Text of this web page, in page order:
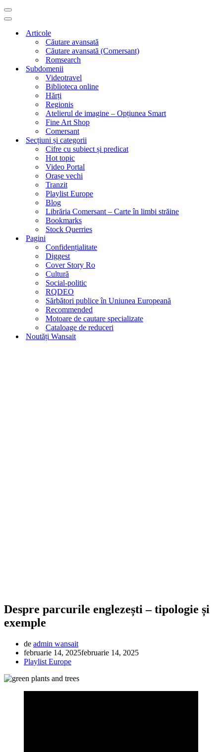
Meniu
de
Meniu
navigareArticole
Căutare avansată
Căutare avansată (Comersant)
Romsearch
Subdomenii
Videotravel
Biblioteca online
Hărți
Regionis
Atelierul de imagine – Opțiunea Smart
Fine Art Shop
Comersant
Secțiuni și categorii
Cifre cu subiect și predicat
Hot topic
Video Portal
Orașe vechi
Tranzit
Playlist Europe
Blog
Librăria Comersant – Carte în limbi străine
Bookmarks
Stock Querries
Pagini
Confidențialitate
Diggest
Cover Story Ro
Cultură
Social-politic
RQDEO
Sărbători publice în Uniunea Europeană
Recommended
Motoare de cautare specializate
Cataloage de reduceri
Noutăți Wansait
Despre parcurile englezești – tipologie și
exemple
de admin wansait
februarie 14, 2025februarie 14, 2025
Playlist Europe